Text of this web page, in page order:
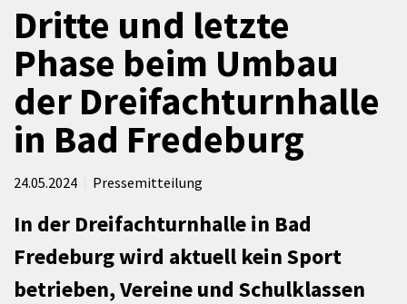
Freizeit & Kultur
Wirtschaft
Dritte und letzte
Phase beim Umbau
der Dreifachturnhalle
in Bad Fredeburg
24.05.2024 Pressemitteilung
In der Dreifachturnhalle in Bad
Fredeburg wird aktuell kein Sport
betrieben, Vereine und Schulklassen